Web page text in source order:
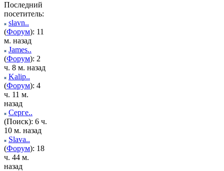
Последний
посетитель:
slavn..
(Форум): 11
м. назад
James..
(Форум): 2
ч. 8 м. назад
Kalip..
(Форум): 4
ч. 11 м.
назад
Серге..
(Поиск): 6 ч.
10 м. назад
Slava..
(Форум): 18
ч. 44 м.
назад